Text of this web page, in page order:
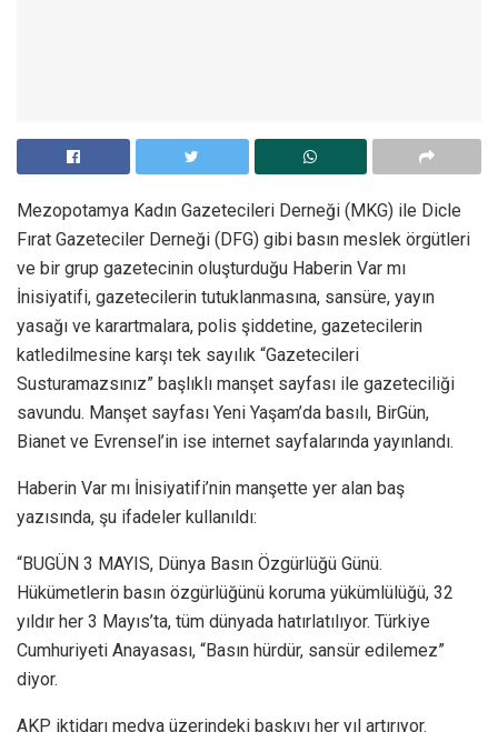
Mezopotamya Kadın Gazetecileri Derneği (MKG) ile Dicle
Fırat Gazeteciler Derneği (DFG) gibi basın meslek örgütleri
ve bir grup gazetecinin oluşturduğu Haberin Var mı
İnisiyatifi, gazetecilerin tutuklanmasına, sansüre, yayın
yasağı ve karartmalara, polis şiddetine, gazetecilerin
katledilmesine karşı tek sayılık “Gazetecileri
Susturamazsınız” başlıklı manşet sayfası ile gazeteciliği
savundu. Manşet sayfası Yeni Yaşam’da basılı, BirGün,
Bianet ve Evrensel’in ise internet sayfalarında yayınlandı.
Haberin Var mı İnisiyatifi’nin manşette yer alan baş
yazısında, şu ifadeler kullanıldı:
“BUGÜN 3 MAYIS, Dünya Basın Özgürlüğü Günü.
Hükümetlerin basın özgürlüğünü koruma yükümlülüğü, 32
yıldır her 3 Mayıs’ta, tüm dünyada hatırlatılıyor. Türkiye
Cumhuriyeti Anayasası, “Basın hürdür, sansür edilemez”
diyor.
AKP iktidarı medya üzerindeki baskıyı her yıl artırıyor.